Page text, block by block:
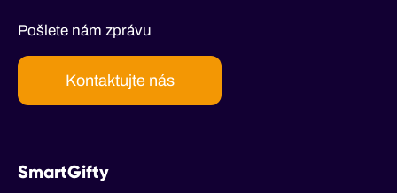
Pošlete nám zprávu
Kontaktujte nás
SmartGifty